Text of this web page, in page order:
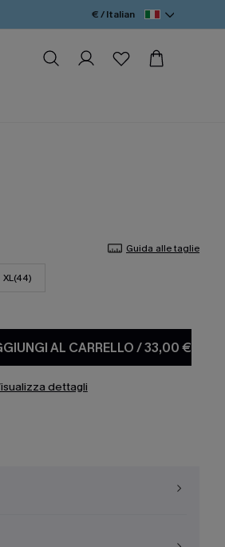
€ / Italian
Guida alle taglie
XL(44)
AL CARRELLO/33,00 €
dettagli